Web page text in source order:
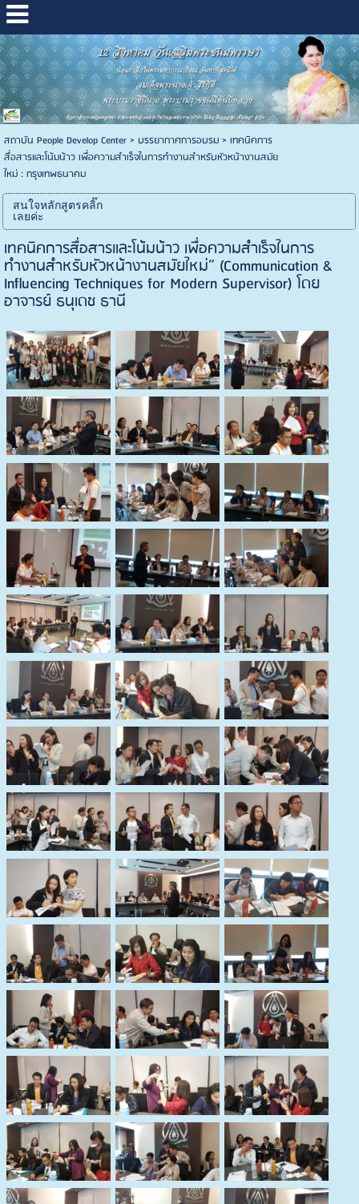
สถาบัน People Develop Center> บรรยากาศการอบรม> เทคนิคการ
สื่อสารและโน้มน้าว เพื่อความสำเร็จในการทำงานสำหรับหัวหน้างานสมัย
ใหม่ : กรุงเทพธนาคม
สนใจหลักสูตรคลิ๊ก
เลยค่ะ
เทคนิคการสื่อสารและโน้มน้าว เพื่อความสำเร็จในการ
ทำงานสำหรับหัวหน้างานสมัยใหม่” (Communication &
Influencing Techniques for Modern Supervisor) โดย
อาจารย์ ธนุเดช ธานี